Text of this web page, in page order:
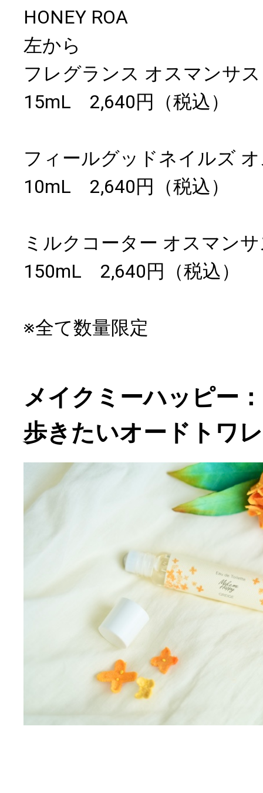
HONEY ROA
左から
フレグランス オスマン
15mL 2,640円（税込）
フィールグッドネイルズ
10mL 2,640円（税込）
ミルクコーター オスマン
150mL 2,640円（税込）
※全て数量限定
メイクミーハッピー
歩きたいオードトワレ